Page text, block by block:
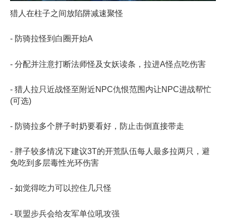
猎人在柱子之间放陷阱减速聚怪
- 防骑拉怪到白圈开始A
- 分配并注意打断法师怪及女妖读条，拉进A怪点吃伤害
- 猎人拉只近战怪至附近NPC仇恨范围内让NPC进战帮忙
(可选)
- 防骑拉多个胖子时奶要看好，防止击倒直接带走
- 胖子较多情况下建议3T的开荒队伍每人最多拉两只，避
免吃到多层毒性光环伤害
- 如觉得吃力可以控住几只怪
- 联盟步兵会给友军单位吼攻强